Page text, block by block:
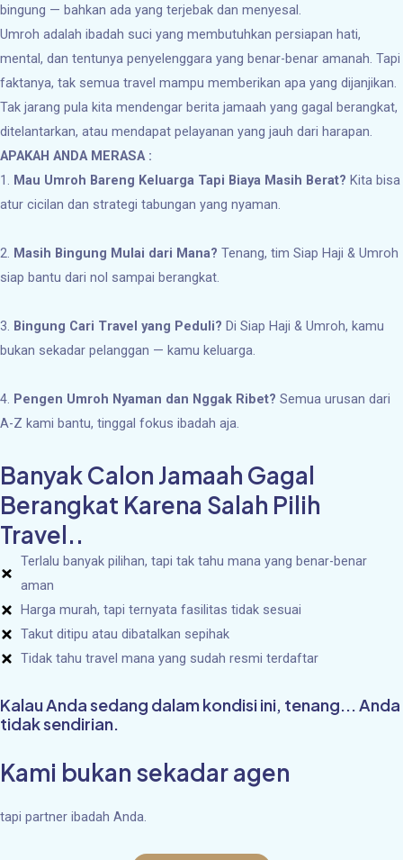
bingung — bahkan ada yang terjebak dan menyesal.
Umroh adalah ibadah suci yang membutuhkan persiapan hati,
mental, dan tentunya penyelenggara yang benar-benar amanah. Tapi
faktanya, tak semua travel mampu memberikan apa yang dijanjikan.
Tak jarang pula kita mendengar berita jamaah yang gagal berangkat,
ditelantarkan, atau mendapat pelayanan yang jauh dari harapan.
APAKAH ANDA MERASA :
1. Mau Umroh Bareng Keluarga Tapi Biaya Masih Berat? Kita bisa
atur cicilan dan strategi tabungan yang nyaman.
2. Masih Bingung Mulai dari Mana? Tenang, tim Siap Haji & Umroh
siap bantu dari nol sampai berangkat.
3. Bingung Cari Travel yang Peduli? Di Siap Haji & Umroh, kamu
bukan sekadar pelanggan — kamu keluarga.
4. Pengen Umroh Nyaman dan Nggak Ribet? Semua urusan dari
A-Z kami bantu, tinggal fokus ibadah aja.
Banyak Calon Jamaah Gagal
Berangkat Karena Salah Pilih
Travel..
Terlalu banyak pilihan, tapi tak tahu mana yang benar-benar
aman
Harga murah, tapi ternyata fasilitas tidak sesuai
Takut ditipu atau dibatalkan sepihak
Tidak tahu travel mana yang sudah resmi terdaftar
Kalau Anda sedang dalam kondisi ini, tenang... Anda
tidak sendirian.
Kami bukan sekadar agen
tapi partner ibadah Anda.